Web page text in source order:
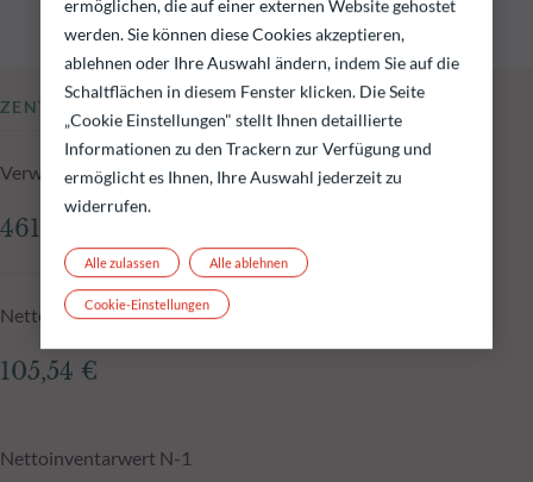
ZENTRALE KENNZAHLEN
Verwaltetes Fondsvolumen zum 05.08.2026
461,73 Mio.€
Nettoinventarwert zum 05.08.2026
105,54 €
Nettoinventarwert N-1
ermöglichen, die auf einer externen Website gehostet
werden. Sie können diese Cookies akzeptieren,
ablehnen oder Ihre Auswahl ändern, indem Sie auf die
Schaltflächen in diesem Fenster klicken. Die Seite
„Cookie Einstellungen" stellt Ihnen detaillierte
Informationen zu den Trackern zur Verfügung und
ermöglicht es Ihnen, Ihre Auswahl jederzeit zu
widerrufen.
Alle ablehnen
Alle zulassen
Cookie-Einstellungen